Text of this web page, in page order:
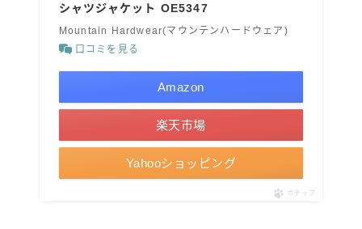
シャツジャケット OE5347
Mountain Hardwear(マウンテンハードウェア)
口コミを見る
Amazon
楽天市場
Yahooショッピング
ポチップ